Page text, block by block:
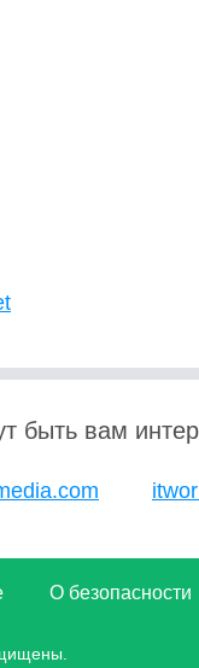
быть вам
О безопасности